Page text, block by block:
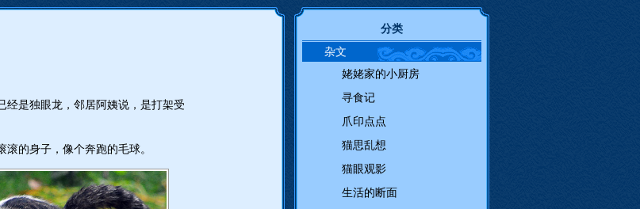
经是独眼龙，邻居阿姨说，是打架受
的身子，像个奔跑的毛球。
分类
杂文
姥姥家的小厨房
寻食记
爪印点点
猫思乱想
猫眼观影
生活的断面